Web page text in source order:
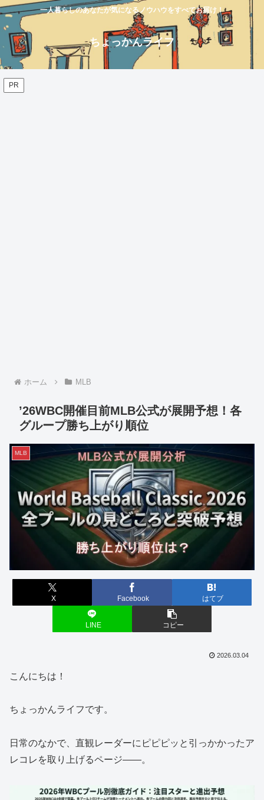
一人暮らしのあなたが気になるノウハウをすべてお届け！
ちょっかんライフ
PR
ホーム MLB
’26WBC開催目前MLB公式が展開予想！各
グループ勝ち上がり順位
MLB
X Facebook はてブ
LINE コピー
2026.03.04
こんにちは！
ちょっかんライフです。
日常のなかで、直観レーダーにピピピッと引っかかったア
レコレを取り上げるページ――。